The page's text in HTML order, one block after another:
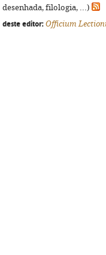
desenhada, filologia, ...)
deste editor: Officium